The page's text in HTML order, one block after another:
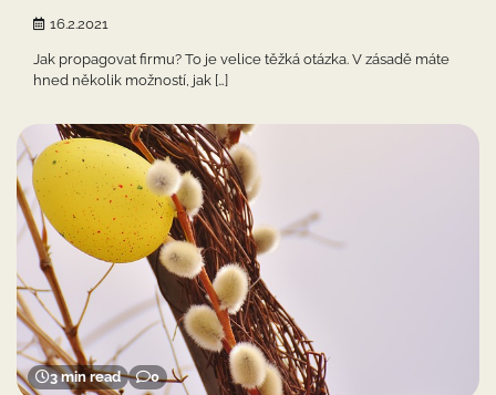
16.2.2021
Jak propagovat firmu? To je velice těžká otázka. V zásadě máte
hned několik možností, jak […]
3 min read 0